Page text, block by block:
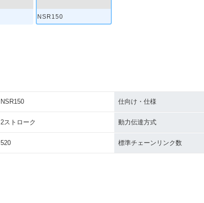
NSR150
NSR150 仕向け・仕様
2ストローク 動力伝達方式
520 標準チェーンリンク数